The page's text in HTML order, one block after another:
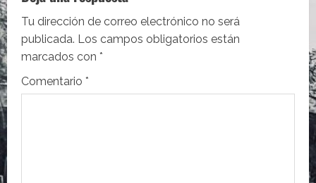
c
i
ó
Tu dirección de correo electrónico no será
publicada. Los campos obligatorios están
marcados con *
Comentario *